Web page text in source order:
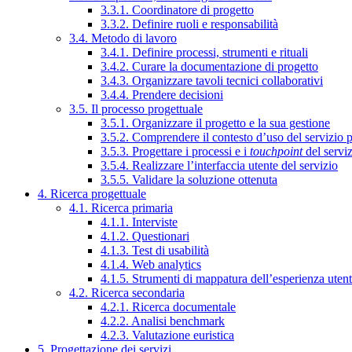
3.3.1. Coordinatore di progetto
3.3.2. Definire ruoli e responsabilità
3.4. Metodo di lavoro
3.4.1. Definire processi, strumenti e rituali
3.4.2. Curare la documentazione di progetto
3.4.3. Organizzare tavoli tecnici collaborativi
3.4.4. Prendere decisioni
3.5. Il processo progettuale
3.5.1. Organizzare il progetto e la sua gestione
3.5.2. Comprendere il contesto d’uso del servizio
3.5.3. Progettare i processi e i touchpointdel
3.5.4. Realizzare l’interfaccia utente del servizio
3.5.5. Validare la soluzione ottenuta
4. Ricerca progettuale
4.1. Ricerca primaria
4.1.1. Interviste
4.1.2. Questionari
4.1.3. Test di usabilità
4.1.4. Web analytics
4.1.5. Strumenti di mappatura dell’esperienza
4.2. Ricerca secondaria
4.2.1. Ricerca documentale
4.2.2. Analisi benchmark
4.2.3. Valutazione euristica
5. Progettazione dei servizi